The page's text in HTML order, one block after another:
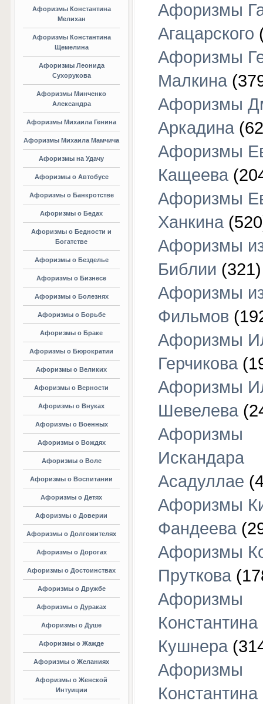
Афоризмы Константина
Мелихан
Афоризмы Константина
Щемелина
Афоризмы Леонида
Сухорукова
Афоризмы Минченко
Александра
Афоризмы Михаила Генина
Афоризмы Михаила Мамчича
Афоризмы на Удачу
Афоризмы о Автобусе
Афоризмы о Банкротстве
Афоризмы о Бедах
Афоризмы о Бедности и
Богатстве
Афоризмы о Безделье
Афоризмы о Бизнесе
Афоризмы о Болезнях
Афоризмы о Борьбе
Афоризмы о Браке
Афоризмы о Бюрократии
Афоризмы о Великих
Афоризмы о Верности
Афоризмы о Внуках
Афоризмы о Военных
Афоризмы о Вождях
Афоризмы о Воле
Афоризмы о Воспитании
Афоризмы о Детях
Афоризмы о Доверии
Афоризмы о Долгожителях
Афоризмы о Дорогах
Афоризмы о Достоинствах
Афоризмы о Дружбе
Афоризмы о Дураках
Афоризмы о Душе
Афоризмы о Жажде
Афоризмы о Желаниях
Афоризмы о Женской
Интуиции
Афоризмы
Агацарского
Афоризмы
Малкина
Афоризмы
Аркадина
Афоризмы
Кащеева
Афоризмы
Ханкина
Афоризмы
Библии (321)
Афоризмы
Фильмов
Афоризмы
Герчикова
Афоризмы
Шевелева
Афоризмы
Искандара
Асадуллае
Афоризмы
Фандеева
Афоризмы
Пруткова
Афоризмы
Константина
Кушнера
Афоризмы
Константина